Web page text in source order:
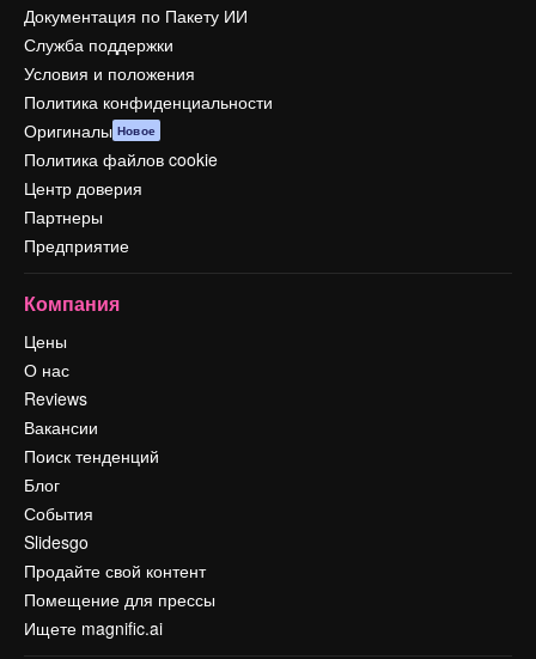
Документация по Пакету ИИ
Служба поддержки
Условия и положения
Политика конфиденциальности
Оригиналы Новое
Политика файлов cookie
Центр доверия
Партнеры
Предприятие
Компания
Цены
О нас
Reviews
Вакансии
Поиск тенденций
Блог
События
Slidesgo
Продайте свой контент
Помещение для прессы
Ищете magnific.ai